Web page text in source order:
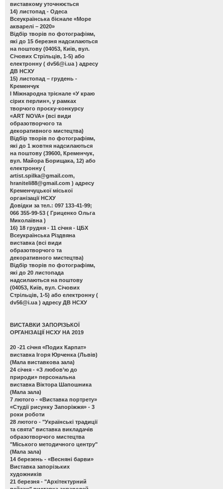
виставкому уточнюється
14) листопад - Одеса
Всеукраїнська бієнале «Море
акварелі – 2020»
Відбір творів по фотографіям,
які до 15 березня надсилаються
на поштову (04053, Київ, вул.
Січових Стрільців, 1-5) або
електронну ( dv56@i.ua ) адресу
ДВ НСХУ
15) листопад – грудень -
Кременчук
І Міжнародна трієнале «У краю
сірих перлин», у рамках
творчого проєку-конкурсу
«ART NOVA» (всі види
образотворчого та
декоративного мистецтва)
Відбір творів по фотографіям,
які до 1 жовтня надсилаються
на поштову (39600, Кременчук,
вул. Майора Борищака, 12) або
електронну (
artist.spilka@gmail.com,
hraniteli88@gmail.com ) адресу
Кременчуцької міської
організації НСХУ
Довідки за тел.: 097 133-41-99;
066 355-99-53 ( Гриценко Ольга
Миколаївна )
16) 18 грудня - 11 січня - ЦБХ
Всеукраїнська Різдвяна
виставка (всі види
образотворчого та
декоративного мистецтва)
Відбір творів по фотографіям,
які до 20 листопада
надсилаються на поштову
(04053, Київ, вул. Січових
Стрільців, 1-5) або електронну (
dv56@i.ua ) адресу ДВ НСХУ
ВИСТАВКИ ЗАПОРІЗЬКОЇ
ОРГАНІЗАЦІЇ НСХУ НА 2019
20 -21 січня «Подих Карпат»
виставка Ігоря Юрченка (Львів)
(Мала виставкова зала)
24 січня - «З любов’ю до
природи» персональна
виставка Віктора Шапошника
(Мала зала)
7 лютого - «Виставка портрету»
«Студії рисунку Запоріжжя» - 3
роки роботи
28 лютого - "Українські традиції
та свята" виставка викладачів
образотворчого мистецтва
"Міського методичного центру"
(Мала зала)
14 березень - «Весняні барви»
Виставка запорізьких
художників
21 березня - "Архітектурний